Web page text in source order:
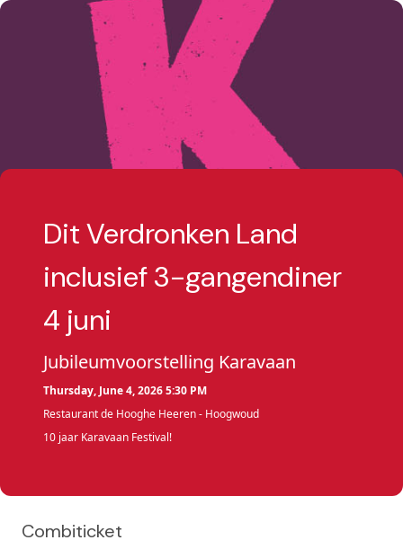
Dit Verdronken Land
inclusief 3-gangendiner
4 juni
Jubileumvoorstelling Karavaan
Thursday, June 4, 2026 5:30 PM
Restaurant de Hooghe Heeren - Hoogwoud
10 jaar Karavaan Festival!
Combiticket